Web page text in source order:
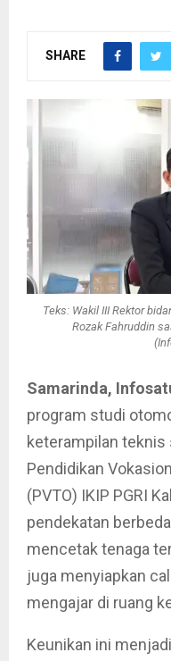
SHARE
Teks: Wakil III Rektor
Rozak Fahruddin
Samarinda,
program studi
keterampilan teknis
Pendidikan
(PVTO) IKIP PGRI
pendekatan
mencetak tenaga
juga menyiapkan
mengajar di ruang
Keunikan ini